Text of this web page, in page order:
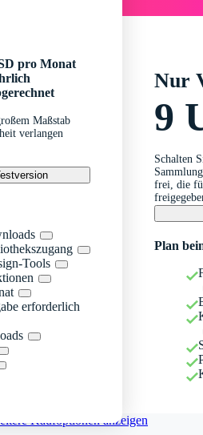
pro Monat
Maßstab
verlangen
Tools
erforderlich
Nur
9
Schalten
frei, die
Plan
Kaufoptionen anzeigen